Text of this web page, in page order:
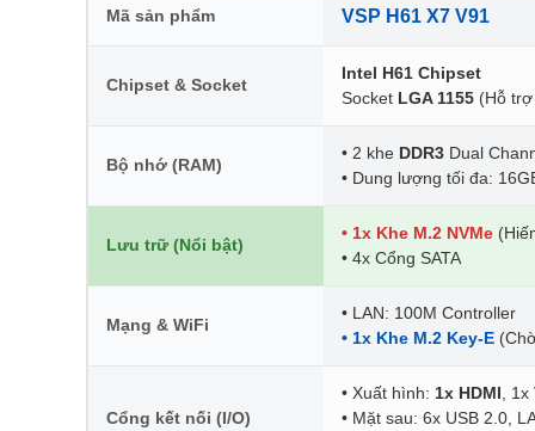
Mã sản phẩm VSP H61 X7 V91
Chipset & Socket
Intel H61 Chipset
Socket LGA 1155 (Hỗ
Bộ nhớ (RAM)
• 2 khe DDR3 Dual
• Dung lượng tối đa:
Lưu trữ (Nổi bật)
• 1x Khe M.2 NVMe
• 4x Cổng SATA
Mạng & WiFi
• LAN: 100M Controller
• 1x Khe M.2 Key-E
Cổng kết nối (I/O)
• Xuất hình: 1x HDMI ,
• Mặt sau: 6x USB 2.0,